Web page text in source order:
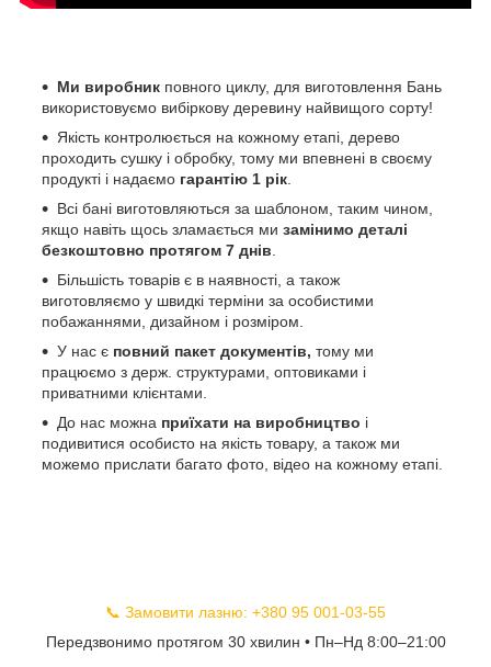
Ми виробник повного циклу, для виготовлення Бань
використовуємо вибіркову деревину найвищого сорту!
Якість контролюється на кожному етапі, дерево
проходить сушку і обробку, тому ми впевнені в своєму
продукті і надаємо гарантію 1 рік
Всі бані виготовляються за шаблоном, таким чином,
якщо навіть щось зламається ми замінимо деталі
безкоштовно протягом 7 днів
Більшість товарів є в наявності, а також
виготовляємо у швидкі терміни за особистими
побажаннями, дизайном і розміром.
У нас є повний пакет документів, тому ми
працюємо з держ. структурами, оптовиками і
приватними клієнтами.
До нас можна приїхати на виробництво і
подивитися особисто на якість товару, а також ми
можемо прислати багато фото, відео на кожному етапі.
📞 Замовити лазню: +380 95 001-03-55
Передзвонимо протягом 30 хвилин • Пн–Нд 8:00–21:00